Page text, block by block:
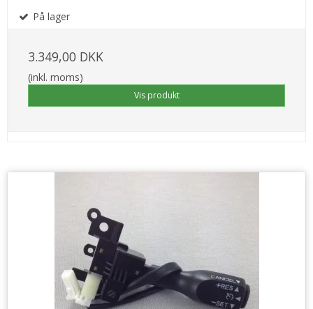
På lager
3.349,00 DKK
(inkl. moms)
Vis produkt